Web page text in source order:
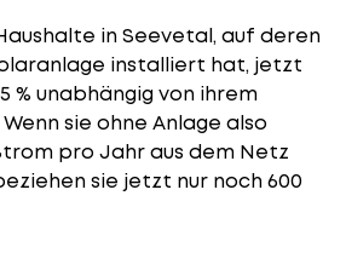
in Seevetal, auf deren
installiert hat, jetzt
% unabhängig von ihrem
sie ohne Anlage also
pro Jahr aus dem Netz
sie jetzt nur noch 600